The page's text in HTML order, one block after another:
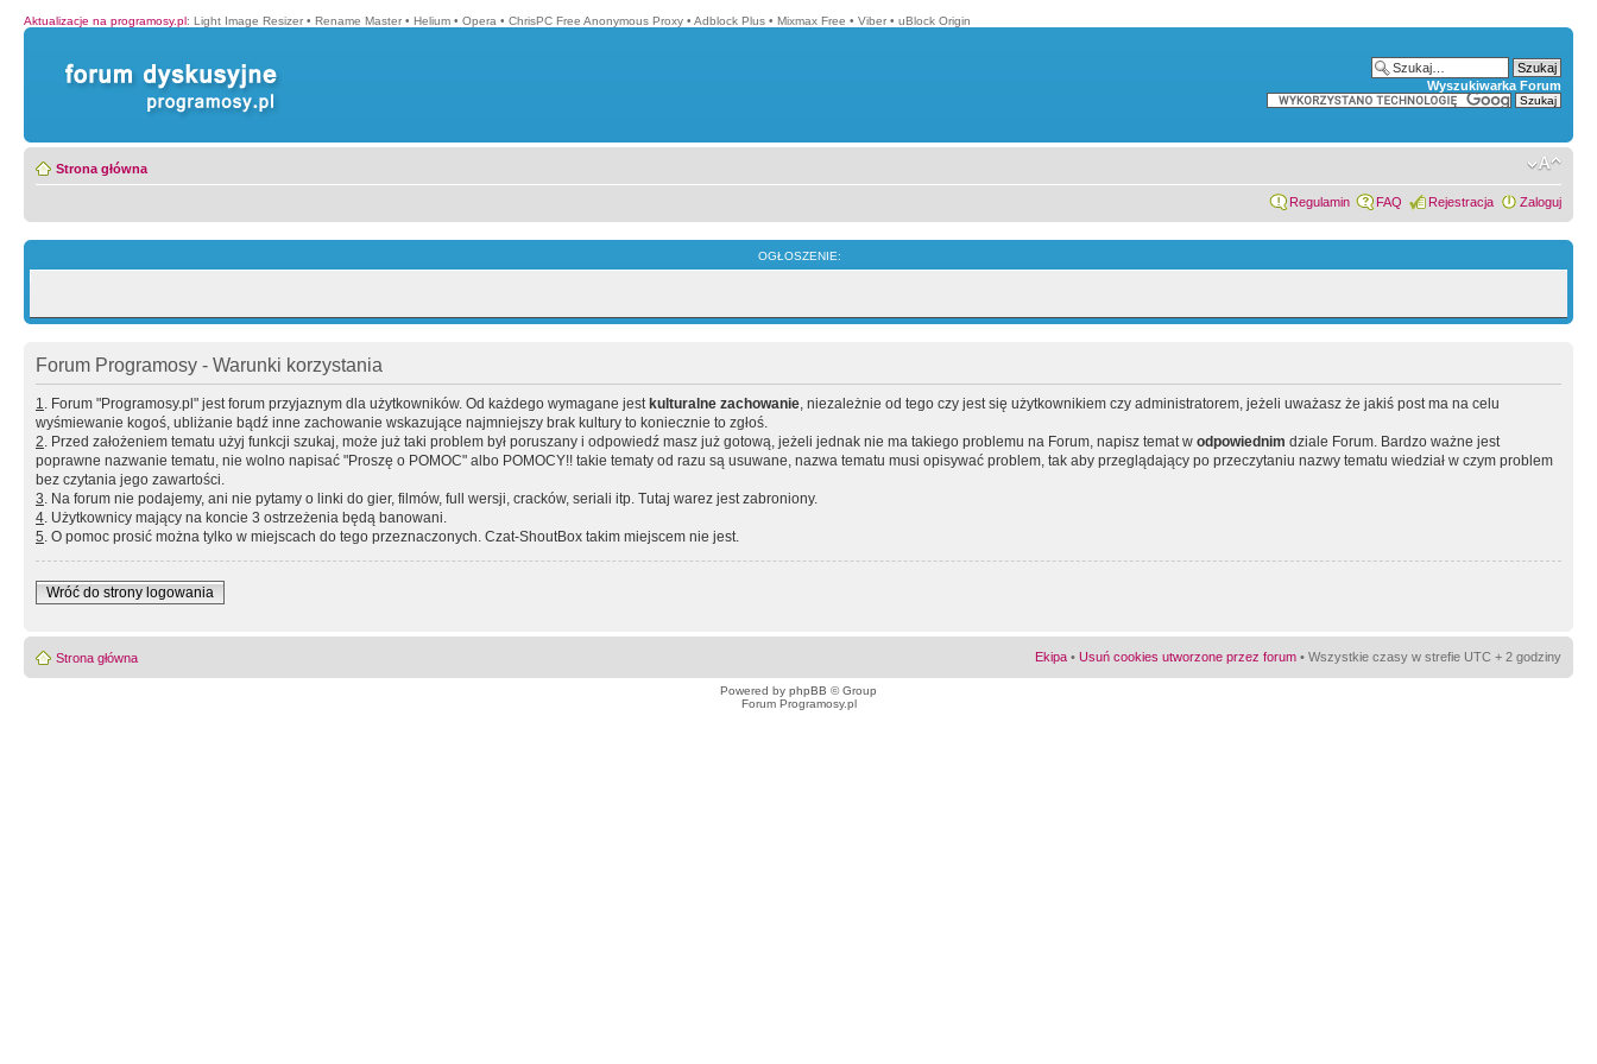
Aktualizacje na programosy.pl: Light Image Resizer • Rename Master • Helium • Opera • ChrisPC Free Anonymous Proxy • Adblock Plus • Mixmax Free • Viber • uBlock Origin
Wyszukiwarka Forum
Strona główna
Regulamin FAQ Rejestracja Zaloguj
OGŁOSZENIE:
Forum Programosy - Warunki korzystania
1. Forum "Programosy.pl" jest forum przyjaznym dla użytkowników. Od każdego wymagane jest kulturalne zachowanie, niezależnie od tego czy jest się użytkownikiem czy administratorem, jeżeli uważasz że jakiś post ma na celu
wyśmiewanie kogoś, ubliżanie bądź inne zachowanie wskazujące najmniejszy brak kultury to koniecznie to zgłoś.
2. Przed założeniem tematu użyj funkcji szukaj, może już taki problem był poruszany i odpowiedź masz już gotową, jeżeli jednak nie ma takiego problemu na Forum, napisz temat w odpowiednim dziale Forum. Bardzo ważne jest
poprawne nazwanie tematu, nie wolno napisać "Proszę o POMOC" albo POMOCY!! takie tematy od razu są usuwane, nazwa tematu musi opisywać problem, tak aby przeglądający po przeczytaniu nazwy tematu wiedział w czym problem
bez czytania jego zawartości.
3. Na forum nie podajemy, ani nie pytamy o linki do gier, filmów, full wersji, cracków, seriali itp. Tutaj warez jest zabroniony.
4. Użytkownicy mający na koncie 3 ostrzeżenia będą banowani.
5. O pomoc prosić można tylko w miejscach do tego przeznaczonych. Czat-ShoutBox takim miejscem nie jest.
Wróć do strony logowania
Strona główna Ekipa • Usuń cookies utworzone przez forum • Wszystkie czasy w strefie UTC + 2 godziny
Powered by phpBB © Group
Forum Programosy.pl